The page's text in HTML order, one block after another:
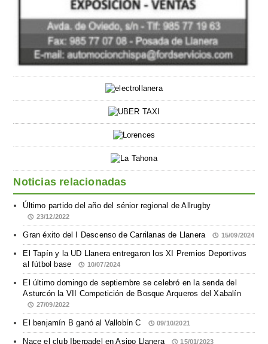
Noticias relacionadas
Último partido del año del sénior regional de Allrugby
23/12/2022
Gran éxito del I Descenso de Carrilanas de Llanera 15/09/2024
El Tapín y la UD Llanera entregaron los XI Premios Deportivos
al fútbol base
10/07/2024
El último domingo de septiembre se celebró en la senda del
Asturcón la VII Competición de Bosque Arqueros del Xabalín
27/09/2022
El benjamín B ganó al Vallobín C 09/10/2021
Nace el club Iberpadel en Asipo Llanera 15/01/2023